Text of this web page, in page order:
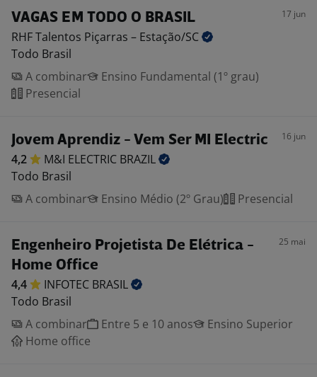
VAGAS EM TODO O BRASIL 17 jun
RHF Talentos Piçarras – Estação/SC
Todo Brasil
A combinar
Ensino Fundamental (1º grau)
Presencial
Jovem Aprendiz - Vem Ser MI Electric 16 jun
4,2 M&I ELECTRIC BRAZIL
Todo Brasil
A combinar
Ensino Médio (2º Grau) Presencial
Engenheiro Projetista De Elétrica -
Home Office
25 mai
4,4 INFOTEC BRASIL
Todo Brasil
A combinar
Entre 5 e 10 anos
Ensino Superior
Home office